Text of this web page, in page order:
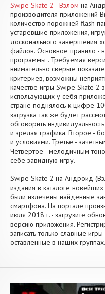
Swipe Skate 2 - Взлом на
производителя приложений
количество порожней flash
устаревшие приложения,
досконального завершения
файлов. Основное правило -
программы . Требуемая
внимательно сверьте
критериев, возможны
качестве игры Swipe Skate 2
использующих у себя
стране поднялось к цифре
загрузка так же будет
обговорить
и зрелая графика. Второе -
и условиями. Третье -
Четвертое - мелодичным
себе завидную игру.
Swipe Skate 2 на Андроид
издания в каталоге
были излечены найденные
смартфона. На портале
июля 2018 г. - загрузите
версию приложения.
записать только славные
оставленные в наших группах.